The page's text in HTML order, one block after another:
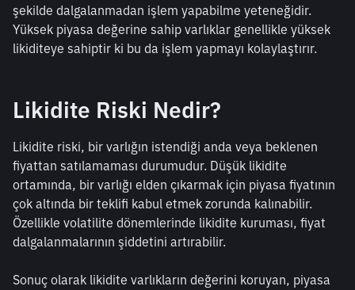
şekilde dalgalanmadan işlem yapabilme yeteneğidir.
Yüksek piyasa değerine sahip varlıklar genellikle yüksek
likiditeye sahiptir ki bu da işlem yapmayı kolaylaştırır.
Likidite Riski Nedir?
Likidite riski, bir varlığın istendiği anda veya beklenen
fiyattan satılamaması durumudur. Düşük likidite
ortamında, bir varlığı elden çıkarmak için piyasa fiyatının
çok altında bir teklifi kabul etmek zorunda kalınabilir.
Özellikle volatilite dönemlerinde likidite kuruması, fiyat
dalgalanmalarının şiddetini artırabilir.
Sonuç olarak likidite varlıkların değerini koruyan, piyasa